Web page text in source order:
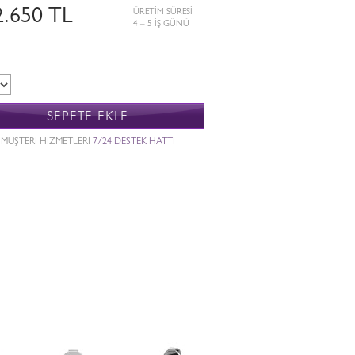
TL
ÜRETİM SÜRESİ
4 – 5 İŞ GÜNÜ
SEPETE EKLE
MÜŞTERİ HİZMETLERİ 7/24 DESTEK HATTI